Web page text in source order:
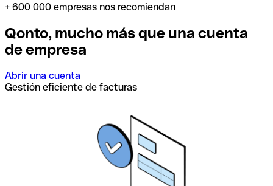
+ 600 000 empresas nos recomiendan
Qonto, mucho más que una cuenta
de empresa
Abrir una cuenta
Gestión eficiente de facturas